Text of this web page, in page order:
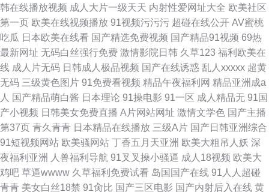
韩在线播放视频 成人大片一级天天 内射性爱网址大全 欧美社区
第一页 欧美在线视频播放 91视频污污污 超碰在线公开 AV蜜桃
吃瓜 日本欧美在线看 国产精选免费视频 国产精品91视频 69热
最新网址 无码白丝强行免费 激情影院日韩 久草123 福利欧美在
线 成人片无码 日韩成人极品视频 国产在线诱惑 乱人xxxxx 超黄
无码 三级黄色图片 91免费看视频 精品午夜福利网 精品亚洲成a
人 国产精品萌白酱 日本理论 91操电影 91一区 成人精品无 91国
产小视频 日韩美女免费直播 A片网站网址 激情文学色 国产主播
第37页 青久青青 日本精品在线播放 三级A片 国产日韩亚洲综合
91短视频网站 欧美骚网站 丁香五月天亚洲 欧美大粗吊人妖 深
夜福利亚洲
人兽福利导航 91叉叉操小骚逼 成人18视频 欧美大
鸡吧 草逼wwww 久草福利免费试看 岛国国产在线 91人人超碰
青青 美女白丝18禁 91肏比 国产三区电影 国产内射后入在线 黄